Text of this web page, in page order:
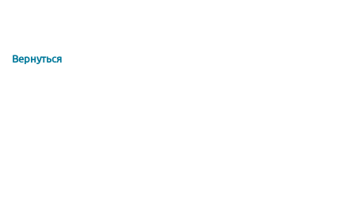
Вернуться